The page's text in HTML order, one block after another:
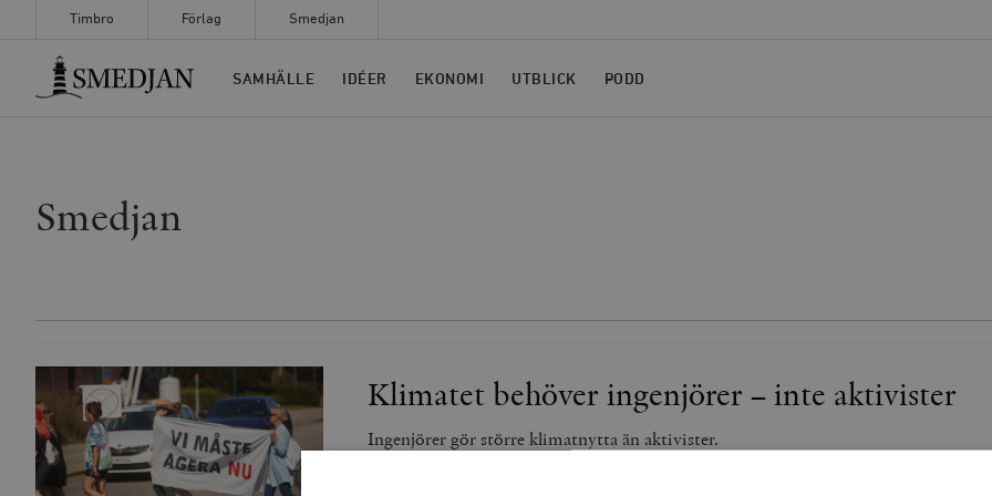
Timbro Förlag Smedjan
Timbro
SAMHÄLLE IDÉER EKONOMI UTBLICK PODD
Smedjan
Klimatet behöver ingenjörer – inte aktivister
Ingenjörer gör större klimatnytta än aktivister.